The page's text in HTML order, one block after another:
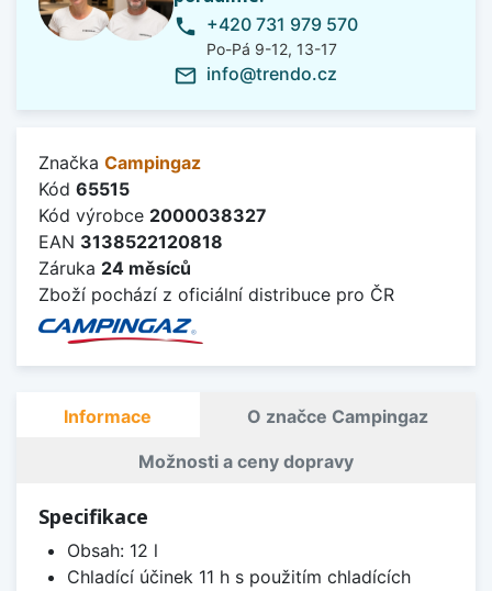
phone +420 731 979 570
Po-Pá 9-12, 13-17
mail_outline info@trendo.cz
Značka Campingaz
Kód 65515
Kód výrobce 2000038327
EAN 3138522120818
Záruka 24 měsíců
Zboží pochází z oficiální distribuce pro ČR
Informace O značce Campingaz
Možnosti a ceny dopravy
Specifikace
Obsah: 12 l
Chladící účinek 11 h s použitím chladících